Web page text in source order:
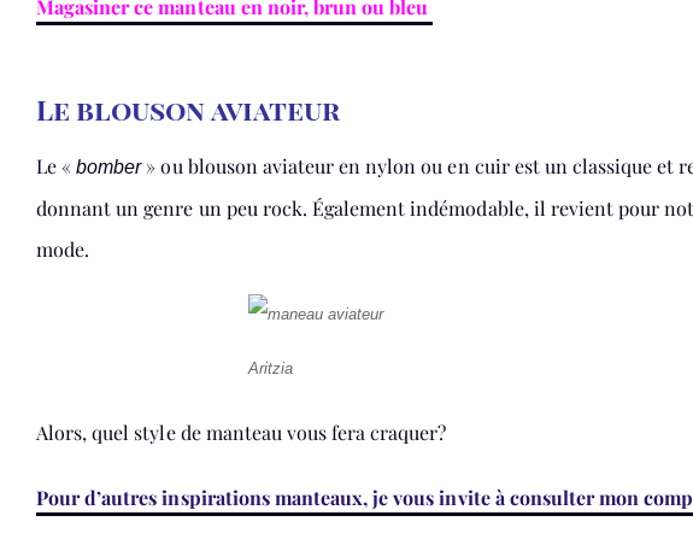
Magasiner ce manteau en noir, brun ou bleu
Le blouson aviateur
Le «bomber » ou blouson aviateur en nylon ou en cuir est un classique et
donnant un genre un peu rock. Également indémodable, il revient pour
mode.
Aritzia
Alors, quel style de manteau vous fera craquer?
Pour d’autres inspirations manteaux, je vous invite à consulter mon